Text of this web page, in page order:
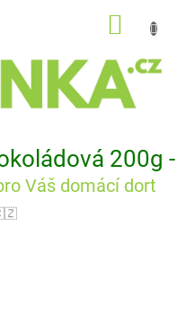
200g -
Váš domácí dort
🇨🇿